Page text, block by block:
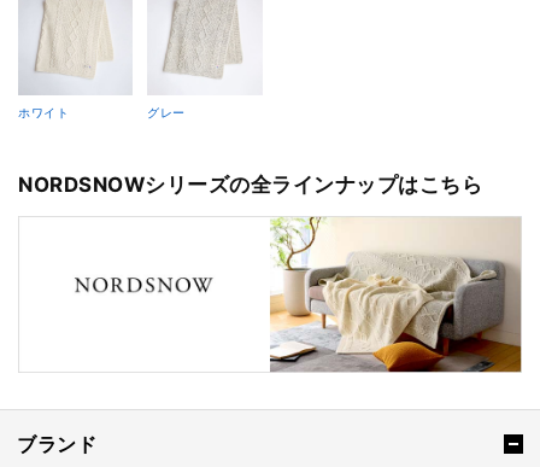
ホワイト グレー
NORDSNOWシリーズの全ラインナップはこちら
ブランド